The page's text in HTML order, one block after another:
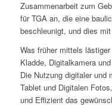
Zusammenarbeit zum
für TGA an, die eine
beschleunigt, und dies
Was früher mittels
Kladde, Digitalkamera
Die Nutzung digitaler und
Tablet und Digitalen
und Effizient das